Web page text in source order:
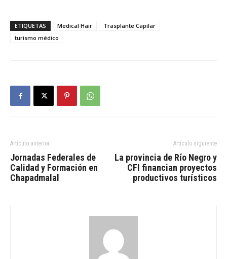
ETIQUETAS Medical Hair
Trasplante Capilar
turismo médico
Artículo anterior
Jornadas Federales de
Calidad y Formación en
Chapadmalal
Artículo siguiente
La provincia de Río Negro y
CFI financian proyectos
productivos turísticos